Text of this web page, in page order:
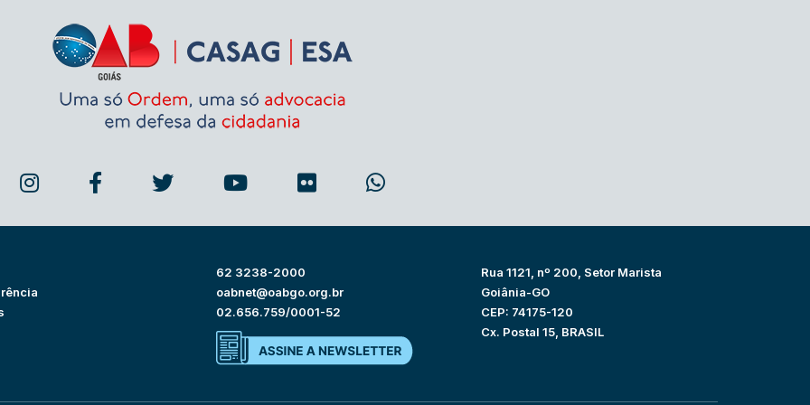
62 3238-2000
oabnet@oabgo.org.br
02.656.759/0001-52
Rua 1121, nº 200, Setor Marista
Goiânia-GO
CEP: 74175-120
Cx. Postal 15, BRASIL